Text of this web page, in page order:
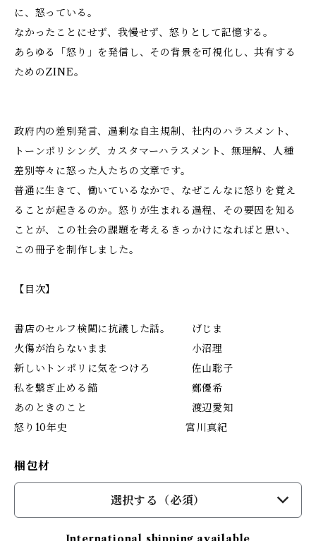
に、怒っている。
なかったことにせず、我慢せず、怒りとして記憶する。
あらゆる「怒り」を発信し、その背景を可視化し、共有する
ためのZINE。
政府内の差別発言、過剰な自主規制、社内のハラスメント、
トーンポリシング、カスタマーハラスメント、無理解、人種
差別等々に怒った人たちの文章です。
普通に生きて、働いているなかで、なぜこんなに怒りを覚え
ることが起きるのか。怒りが生まれる過程、その要因を知る
ことが、この社会の課題を考えるきっかけになればと思い、
この冊子を制作しました。
【目次】
書店のセルフ検閲に抗議した話。 げじま
火傷が治らないまま 小沼理
新しいトンポリに気をつけろ 佐山聡子
私を繋ぎ止める錨 鄭優希
あのときのこと 渡辺愛知
怒り10年史 宮川真紀
梱包材
選択する（必須）